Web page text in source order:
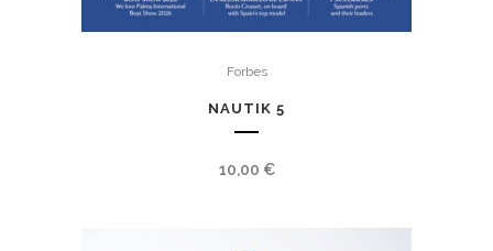
Forbes
NAUTIK 5
10,00 €